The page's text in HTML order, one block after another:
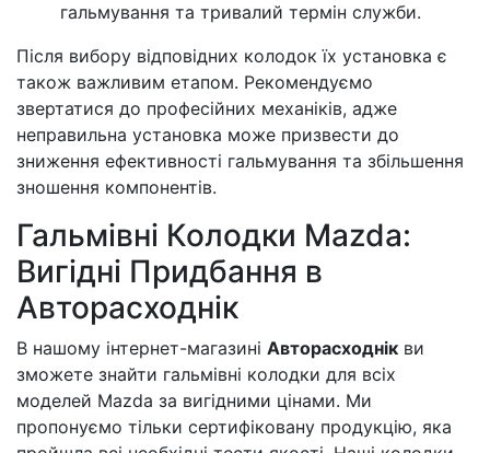
гальмування та тривалий термін служби.
Після вибору відповідних колодок їх установка є
також важливим етапом. Рекомендуємо
звертатися до професійних механіків, адже
неправильна установка може призвести до
зниження ефективності гальмування та збільшення
зношення компонентів.
Гальмівні Колодки Mazda:
Вигідні Придбання в
Авторасходнік
В нашому інтернет-магазині Авторасходнік ви
зможете знайти гальмівні колодки для всіх
моделей Mazda за вигідними цінами. Ми
пропонуємо тільки сертифіковану продукцію, яка